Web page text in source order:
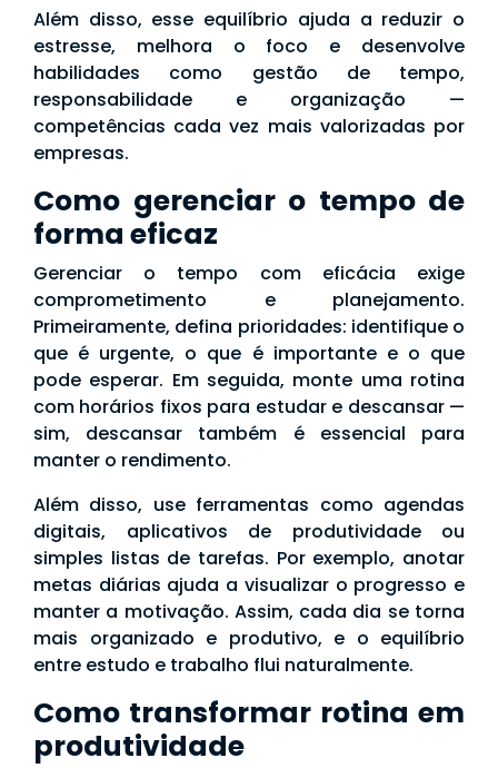
Além disso, esse equilíbrio ajuda a reduzir o
estresse, melhora o foco e desenvolve
habilidades como gestão de tempo,
responsabilidade e organização —
competências cada vez mais valorizadas por
empresas.
Como gerenciar o tempo de
forma eficaz
Gerenciar o tempo com eficácia exige
comprometimento e planejamento.
Primeiramente, defina prioridades: identifique o
que é urgente, o que é importante e o que
pode esperar. Em seguida, monte uma rotina
com horários fixos para estudar e descansar —
sim, descansar também é essencial para
manter o rendimento.
Além disso, use ferramentas como agendas
digitais, aplicativos de produtividade ou
simples listas de tarefas. Por exemplo, anotar
metas diárias ajuda a visualizar o progresso e
manter a motivação. Assim, cada dia se torna
mais organizado e produtivo, e o equilíbrio
entre estudo e trabalho flui naturalmente.
Como transformar rotina em
produtividade